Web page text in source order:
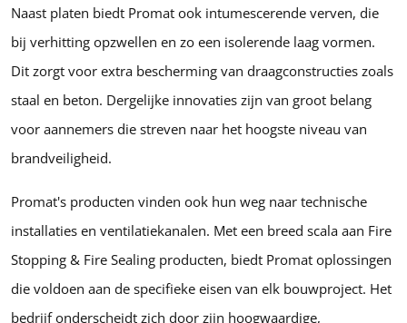
Naast platen biedt Promat ook intumescerende verven, die
bij verhitting opzwellen en zo een isolerende laag vormen.
Dit zorgt voor extra bescherming van draagconstructies zoals
staal en beton. Dergelijke innovaties zijn van groot belang
voor aannemers die streven naar het hoogste niveau van
brandveiligheid.
Promat's producten vinden ook hun weg naar technische
installaties en ventilatiekanalen. Met een breed scala aan Fire
Stopping & Fire Sealing producten, biedt Promat oplossingen
die voldoen aan de specifieke eisen van elk bouwproject. Het
bedrijf onderscheidt zich door zijn hoogwaardige,